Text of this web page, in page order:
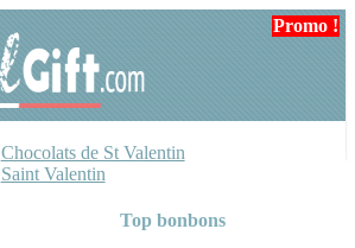
Chocolats de St Valentin
Saint Valentin
Top bonbons
Promo !